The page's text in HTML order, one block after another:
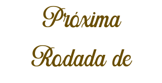
Próxima
Rodada de